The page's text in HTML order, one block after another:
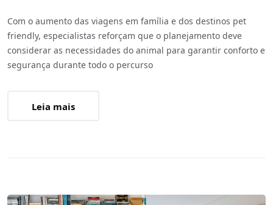
Com o aumento das viagens em família e dos destinos pet
friendly, especialistas reforçam que o planejamento deve
considerar as necessidades do animal para garantir conforto e
segurança durante todo o percurso
Leia mais